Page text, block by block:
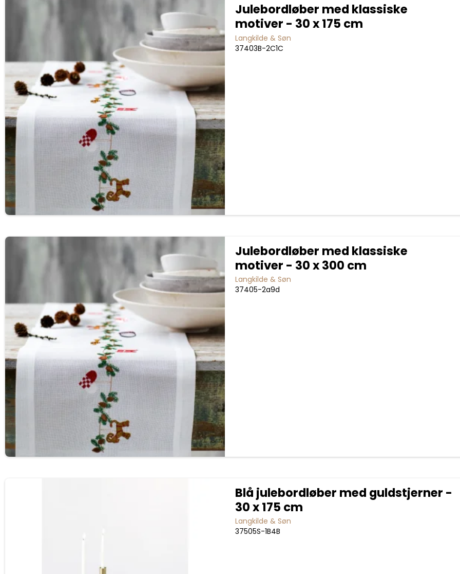
Julebordløber med klassiske
motiver - 30 x 175 cm
Langkilde & Søn
37403B-2C1C
Julebordløber med klassiske
motiver - 30 x 300 cm
Langkilde & Søn
37405-2a9d
Blå julebordløber med guldstjerner -
30 x 175 cm
Langkilde & Søn
37505S-1B4B